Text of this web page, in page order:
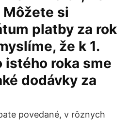
Môžete si
platby za rok
že k 1.
istého roka sme
dodávky za
povedané, v rôznych